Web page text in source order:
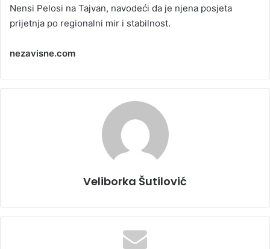
Nensi Pelosi na Tajvan, navodeći da je njena posjeta
prijetnja po regionalni mir i stabilnost.
nezavisne.com
Veliborka Šutilović